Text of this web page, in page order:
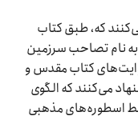
که، طبق کتاب
نام تصاحب سرزمین
کتاب مقدس و
می‌کنند که الگوی
اسطوره‌های مذهبی